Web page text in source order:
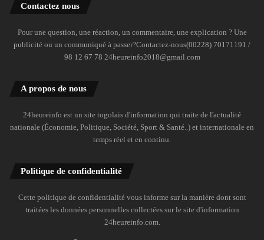
Contactez nous
Pour une question, une réaction, un commentaire, une explication ? Une
publicité ou un communiqué à passer?Contactez-nous(00228) 70171191 /
98 12 67 78 24heureinfo2018@gmail.com
A propos de nous
24heureinfo est un site togolais d'information qui traite de l'actualité
nationale (Économie, Politique, Société, Sport & Santé..) et internationale en
temps réel et en continu.
Politique de confidentialité
Cette politique de confidentialité vous informe sur la manière dont sont
traitées les données personnelles collectées sur le site d'information
24heureinfo.com.